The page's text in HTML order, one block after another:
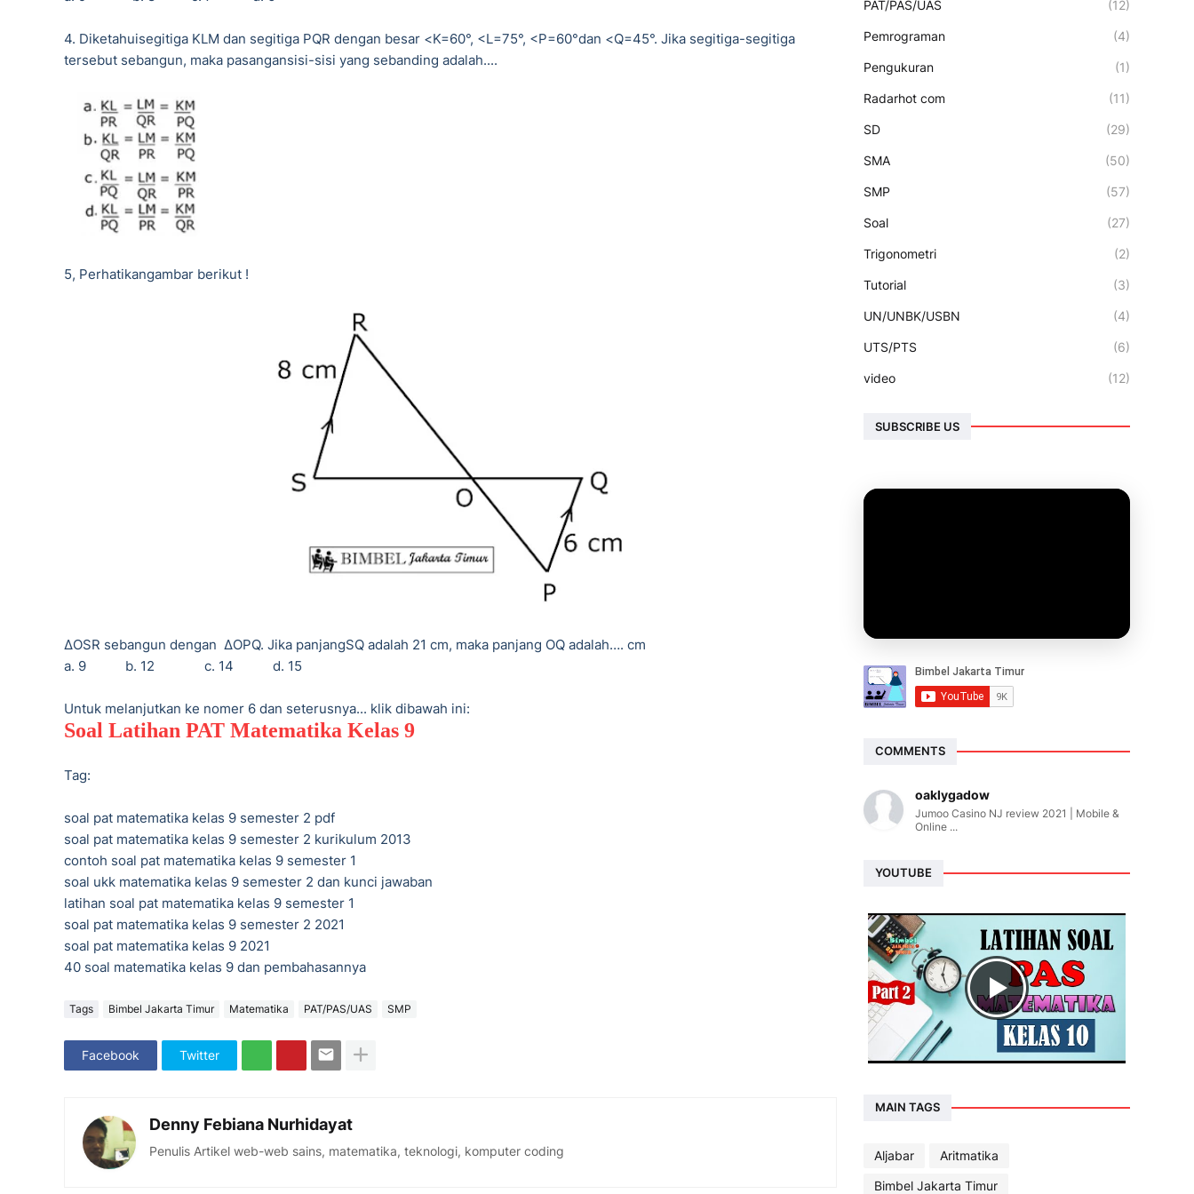
4. Diketahuisegitiga KLM dan segitiga PQR dengan besar <K=60°, <L=75°, <P=60°dan <Q=45°. Jika segitiga-segitiga
tersebut sebangun, maka pasangansisi-sisi yang sebanding adalah....
5, Perhatikangambar berikut !
ΔOSR sebangun dengan ΔOPQ. Jika panjangSQ adalah 21 cm, maka panjang OQ adalah…. cm
a. 9
b. 12 c. 14 d. 15
Untuk melanjutkan ke nomer 6 dan seterusnya... klik dibawah ini:
Soal Latihan PAT Matematika Kelas 9
Tag:
soal pat matematika kelas 9 semester 2 pdf
soal pat matematika kelas 9 semester 2 kurikulum 2013
contoh soal pat matematika kelas 9 semester 1
soal ukk matematika kelas 9 semester 2 dan kunci jawaban
latihan soal pat matematika kelas 9 semester 1
soal pat matematika kelas 9 semester 2 2021
soal pat matematika kelas 9 2021
40 soal matematika kelas 9 dan pembahasannya
Tags Bimbel Jakarta Timur Matematika PAT/PAS/UAS SMP
Facebook Twitter
Denny Febiana Nurhidayat
Penulis Artikel web-web sains, matematika, teknologi, komputer coding
PAT/PAS/UAS (12)
Pemrograman (4)
Pengukuran (1)
Radarhot com (11)
SD (29)
SMA (50)
SMP (57)
Soal (27)
Trigonometri (2)
Tutorial (3)
UN/UNBK/USBN (4)
UTS/PTS (6)
video (12)
SUBSCRIBE US
COMMENTS
oaklygadow
Jumoo Casino NJ review 2021 | Mobile &
Online ...
YOUTUBE
MAIN TAGS
Aljabar
Aritmatika
Bimbel Jakarta Timur